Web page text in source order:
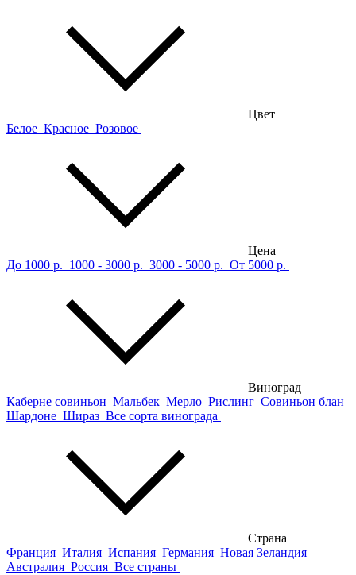
Цвет
Белое Красное Розовое
Цена
До 1000 р. 1000 - 3000 р. 3000 - 5000 р. От 5000 р.
Виноград
Каберне совиньон Мальбек Мерло Рислинг Совиньон блан
Шардоне Шираз Все сорта винограда
Страна
Франция Италия Испания Германия Новая Зеландия
Австралия Россия Все страны